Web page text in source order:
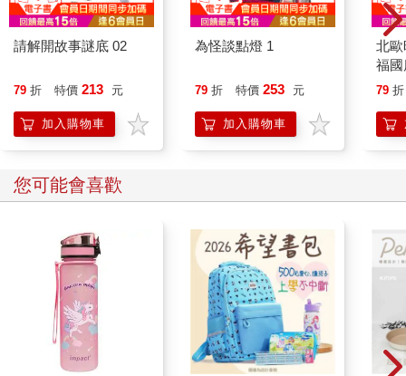
請解開故事謎底 02
79 折 特價 213 元
加入購物車
為怪談點燈 1
79 折 特價 253 元
加入購物車
北
福
79 折
您可能會喜歡